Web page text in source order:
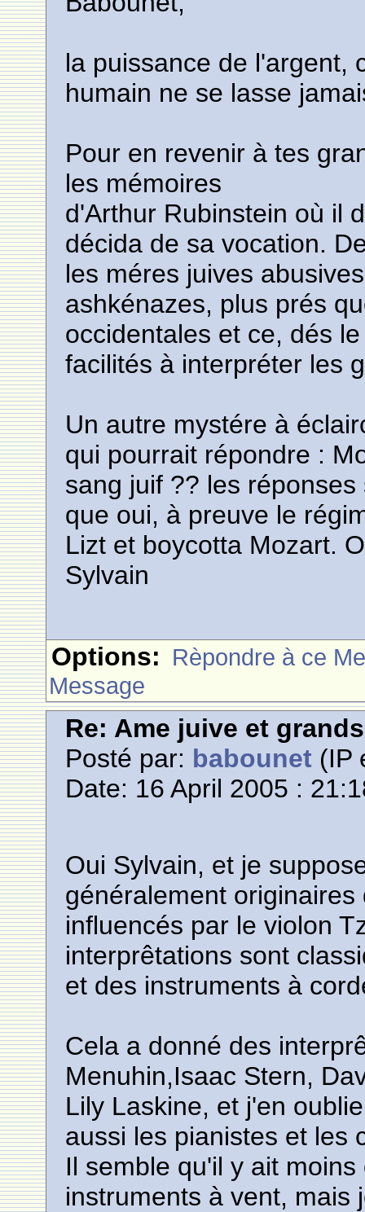
la puissance de l'argent,
humain ne se lasse
Pour en revenir à tes
les mémoires
d'Arthur Rubinstein où il
décida de sa vocation.
les méres juives
ashkénazes, plus prés
occidentales et ce, dés
facilités à interpréter les
Un autre mystére à
qui pourrait répondre :
sang juif ?? les
que oui, à preuve le
Lizt et boycotta Mozart.
Sylvain
Options: Rèpondre à ce
Message
Re: Ame juive et
Posté par: babounet (IP
Date: 16 April 2005 :
Oui Sylvain, et je
généralement
influencés par le violon
interprêtations sont
et des instruments à
Cela a donné des
Menuhin,Isaac Stern,
Lily Laskine, et j'en
aussi les pianistes et les
Il semble qu'il y ait
instruments à vent, mais